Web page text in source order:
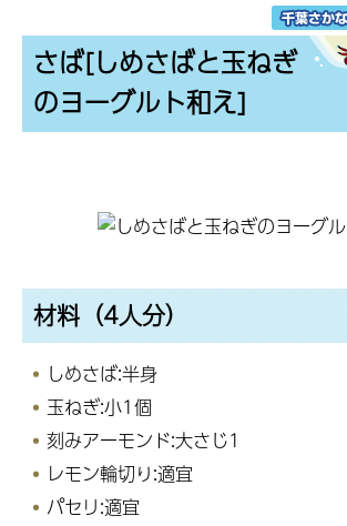
さば[しめさばと玉ねぎ
のヨーグルト和え]
材料（4人分）
しめさば:半身
玉ねぎ:小1個
刻みアーモンド:大さじ1
レモン輪切り:適宜
パセリ:適宜